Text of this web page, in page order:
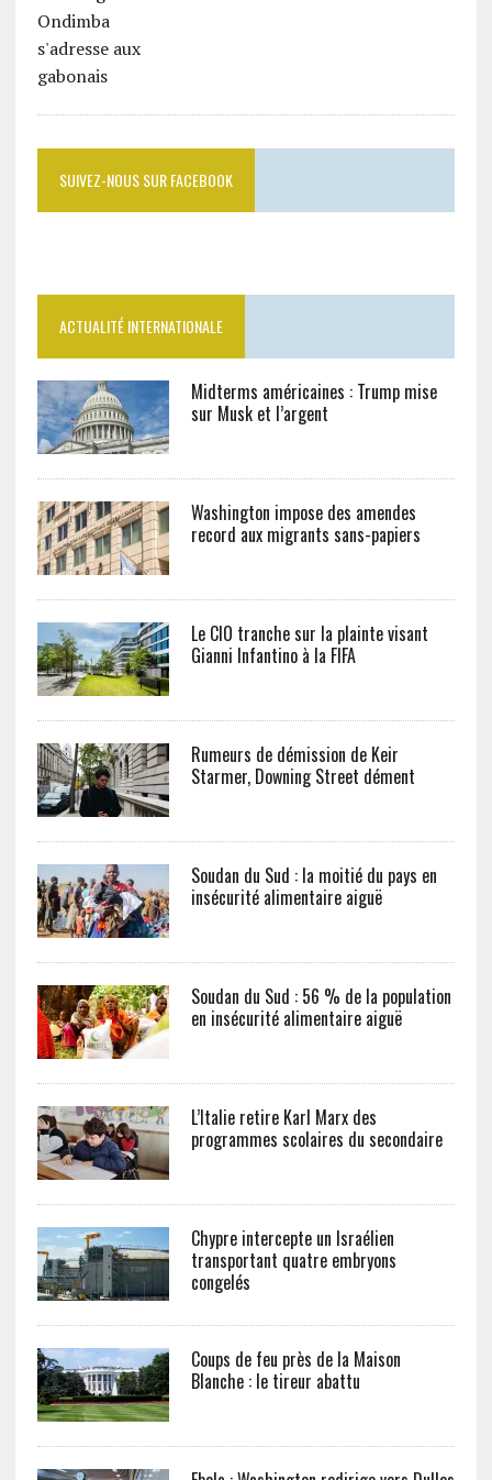
SUIVEZ-NOUS SUR FACEBOOK
ACTUALITÉ INTERNATIONALE
Midterms américaines : Trump mise
sur Musk et l’argent
Washington impose des amendes
record aux migrants sans-papiers
Le CIO tranche sur la plainte visant
Gianni Infantino à la FIFA
Rumeurs de démission de Keir
Starmer, Downing Street dément
Soudan du Sud : la moitié du pays en
insécurité alimentaire aiguë
Soudan du Sud : 56 % de la population
en insécurité alimentaire aiguë
L’Italie retire Karl Marx des
programmes scolaires du secondaire
Chypre intercepte un Israélien
transportant quatre embryons
congelés
Coups de feu près de la Maison
Blanche : le tireur abattu